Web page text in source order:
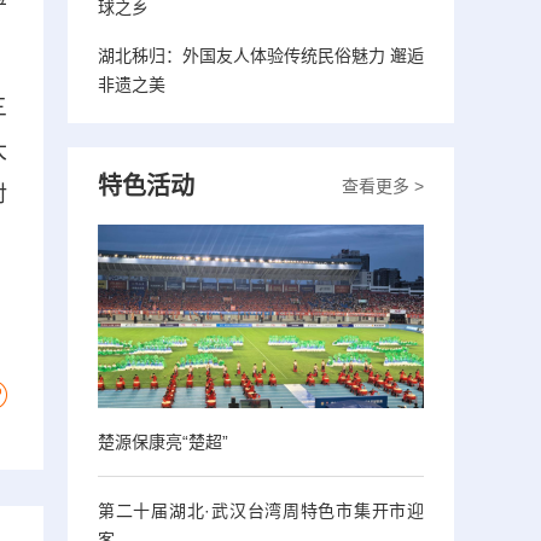
球之乡
湖北秭归：外国友人体验传统民俗魅力 邂逅
非遗之美
查看更多 >
特色活动
楚源保康亮“楚超”
第二十届湖北·武汉台湾周特色市集开市迎